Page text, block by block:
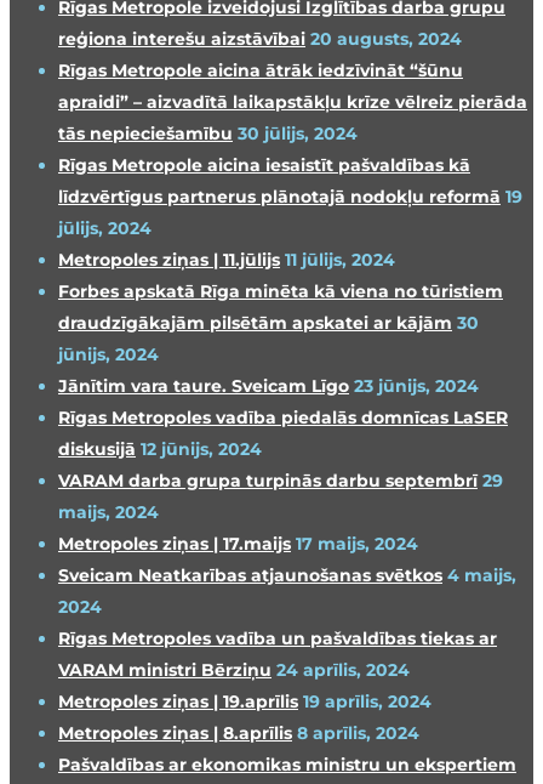
Rīgas Metropole izveidojusi Izglītības darba grupu
reģiona interešu aizstāvībai 20 augusts, 2024
Rīgas Metropole aicina ātrāk iedzīvināt “šūnu
apraidi” – aizvadītā laikapstākļu krīze vēlreiz pierāda
tās nepieciešamību 30 jūlijs, 2024
Rīgas Metropole aicina iesaistīt pašvaldības kā
līdzvērtīgus partnerus plānotajā nodokļu reformā 19
jūlijs, 2024
Metropoles ziņas | 11.jūlijs 11 jūlijs, 2024
Forbes apskatā Rīga minēta kā viena no tūristiem
draudzīgākajām pilsētām apskatei ar kājām 30
jūnijs, 2024
Jānītim vara taure. Sveicam Līgo 23 jūnijs, 2024
Rīgas Metropoles vadība piedalās domnīcas LaSER
diskusijā 12 jūnijs, 2024
VARAM darba grupa turpinās darbu septembrī 29
maijs, 2024
Metropoles ziņas | 17.maijs 17 maijs, 2024
Sveicam Neatkarības atjaunošanas svētkos 4 maijs,
2024
Rīgas Metropoles vadība un pašvaldības tiekas ar
VARAM ministri Bērziņu 24 aprīlis, 2024
Metropoles ziņas | 19.aprīlis 19 aprīlis, 2024
Metropoles ziņas | 8.aprīlis 8 aprīlis, 2024
Pašvaldības ar ekonomikas ministru un ekspertiem